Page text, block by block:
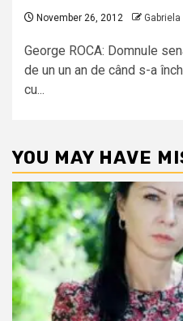
November 26, 2012
George ROCA: Domnule
de un un an de când s-a
cu...
YOU MAY HAVE